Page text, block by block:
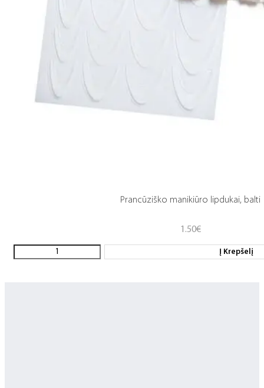
Prancūziško manikiūro lipdukai, balti
1.50€
Į Krepšelį